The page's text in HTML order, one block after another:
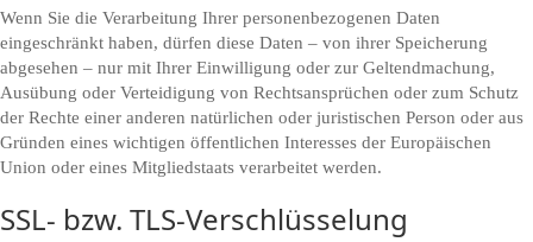
Wenn Sie die Verarbeitung Ihrer personenbezogenen Daten
eingeschränkt haben, dürfen diese Daten – von ihrer Speicherung
abgesehen – nur mit Ihrer Einwilligung oder zur Geltendmachung,
Ausübung oder Verteidigung von Rechtsansprüchen oder zum Schutz
der Rechte einer anderen natürlichen oder juristischen Person oder aus
Gründen eines wichtigen öffentlichen Interesses der Europäischen
Union oder eines Mitgliedstaats verarbeitet werden.
SSL- bzw. TLS-Verschlüsselung